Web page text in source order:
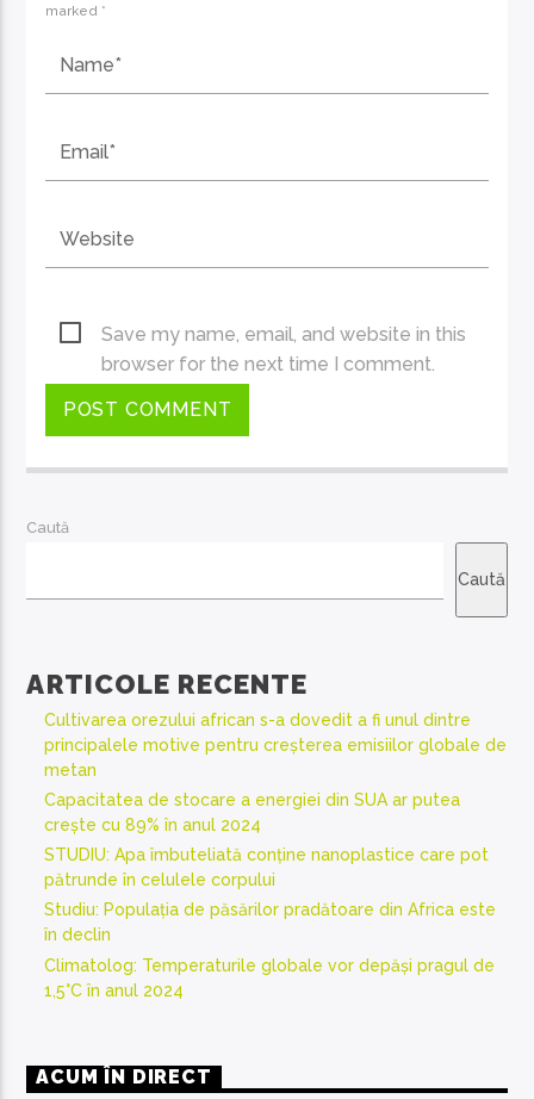
marked *
Save my name, email, and website in this
browser for the next time I comment.
Caută
Caută
ARTICOLE RECENTE
Cultivarea orezului african s-a dovedit a fi unul dintre
principalele motive pentru creșterea emisiilor globale de
metan
Capacitatea de stocare a energiei din SUA ar putea
crește cu 89% în anul 2024
STUDIU: Apa îmbuteliată conține nanoplastice care pot
pătrunde în celulele corpului
Studiu: Populația de păsărilor pradătoare din Africa este
în declin
Climatolog: Temperaturile globale vor depăși pragul de
1,5°C în anul 2024
ACUM ÎN DIRECT